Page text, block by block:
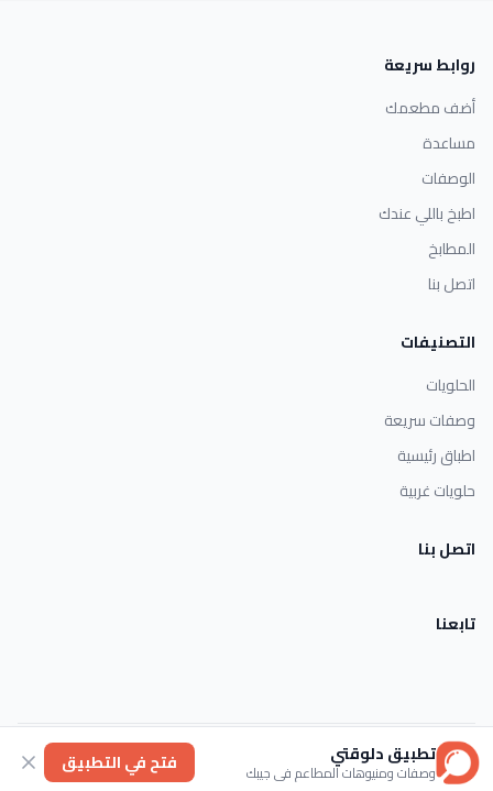
روابط سريعة
أضف مطعمك
مساعدة
الوصفات
اطبخ باللي عندك
المطابخ
اتصل بنا
التصنيفات
الحلويات
وصفات سريعة
اطباق رئيسية
حلويات غربية
اتصل بنا
تابعنا
خصوصية عنا
© 2026 Dlwaqty. جميع الحقوق محفوظة.
تطبيق دلوقتي
وصفات ومنيوهات المطاعم في جيبك فتح في التطبيق